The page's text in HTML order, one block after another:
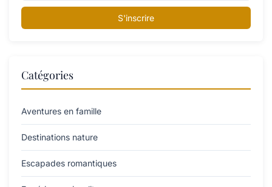
S'inscrire
Catégories
Aventures en famille
Destinations nature
Escapades romantiques